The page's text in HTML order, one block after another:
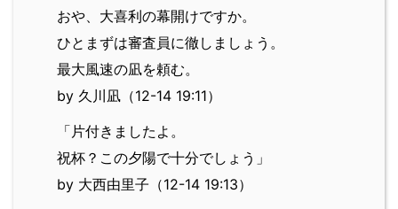
おや、大喜利の幕開けですか。
ひとまずは審査員に徹しましょう。
最大風速の凪を頼む。
by 久川凪（12-14 19:11）
「片付きましたよ。
祝杯？この夕陽で十分でしょう」
by 大西由里子（12-14 19:13）